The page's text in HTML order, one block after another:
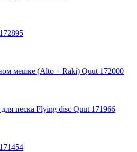
мешке (Alto + Raki) Quut 172000
песка Flying disc Quut 171966